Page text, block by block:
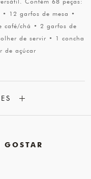
• 12 garfos de mesa •
café/chá • 2 garfos de
de servir • 1 concha
de açúcar